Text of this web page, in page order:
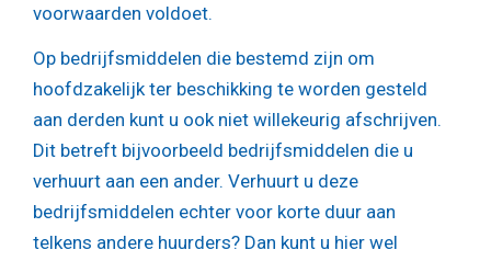
voorwaarden voldoet.
Op bedrijfsmiddelen die bestemd zijn om
hoofdzakelijk ter beschikking te worden gesteld
aan derden kunt u ook niet willekeurig afschrijven.
Dit betreft bijvoorbeeld bedrijfsmiddelen die u
verhuurt aan een ander. Verhuurt u deze
bedrijfsmiddelen echter voor korte duur aan
telkens andere huurders? Dan kunt u hier wel